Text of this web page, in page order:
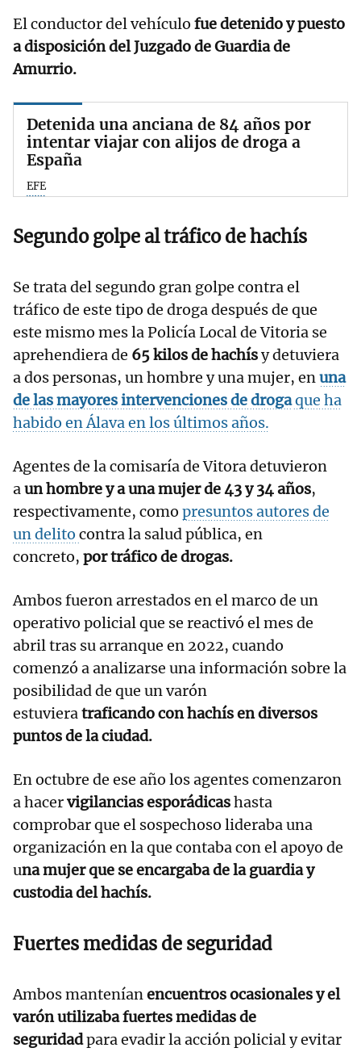
El conductor del vehículo fue detenido y puesto
a disposición del Juzgado de Guardia de
Amurrio.
Detenida una anciana de 84 años por
intentar viajar con alijos de droga a
España
EFE
Segundo golpe al tráfico de hachís
Se trata del segundo gran golpe contra el
tráfico de este tipo de droga después de que
este mismo mes la Policía Local de Vitoria se
aprehendiera de 65 kilos de hachísy detuviera
a dos personas, un hombre y una mujer, enuna
de las mayores intervenciones de drogaque ha
habido en Álava en los últimos años.
Agentes de la comisaría de Vitora detuvieron
aun hombre y a una mujer de 43 y 34 años,
respectivamente, como presuntos autores de
un delito contra la salud pública, en
concreto, por tráfico de drogas.
Ambos fueron arrestados en el marco de un
operativo policial que se reactivó el mes de
abril tras su arranque en 2022, cuando
comenzó a analizarse una información sobre la
posibilidad de que un varón
estuvieratraficando con hachís en diversos
puntos de la ciudad.
En octubre de ese año los agentes comenzaron
a hacervigilancias esporádicashasta
comprobar que el sospechoso lideraba una
organización en la que contaba con el apoyo de
una mujer que se encargaba de la guardia y
custodia del hachís.
Fuertes medidas de seguridad
Ambos manteníanencuentros ocasionales y el
varón utilizaba fuertes medidas de
seguridadpara evadir la acción policial y evitar